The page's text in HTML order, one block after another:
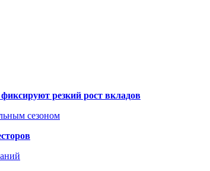
резкий рост вкладов
сезоном